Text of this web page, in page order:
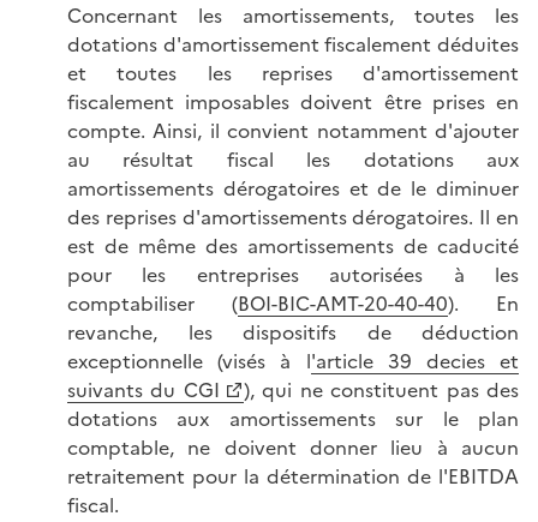
Concernant les amortissements, toutes les
dotations d'amortissement fiscalement déduites
et toutes les reprises d'amortissement
fiscalement imposables doivent être prises en
compte. Ainsi, il convient notamment d'ajouter
au résultat fiscal les dotations aux
amortissements dérogatoires et de le diminuer
des reprises d'amortissements dérogatoires. Il en
est de même des amortissements de caducité
pour les entreprises autorisées à les
comptabiliser (BOI-BIC-AMT-20-40-40). En
revanche, les dispositifs de déduction
exceptionnelle (visés à l'article 39 decies et
suivants du CGI
), qui ne constituent pas des
dotations aux amortissements sur le plan
comptable, ne doivent donner lieu à aucun
retraitement pour la détermination de l'EBITDA
fiscal.